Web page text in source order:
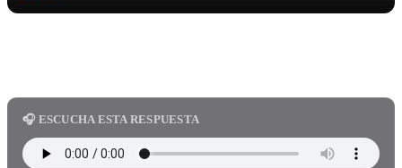
🎧 ESCUCHA ESTA RESPUESTA